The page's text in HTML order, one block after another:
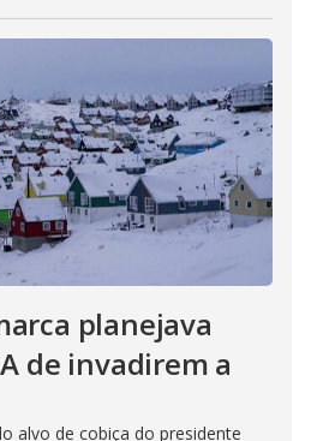
planejava
de invadirem a
alvo de cobiça do presidente